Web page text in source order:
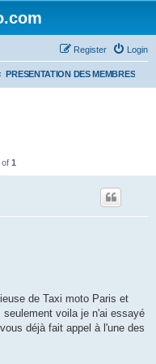
Login
Register
PRESENTATION DES MEMBRES
of 1
de Taxi moto Paris et
voila je n'ai essayé
déjà fait appel à l'une des